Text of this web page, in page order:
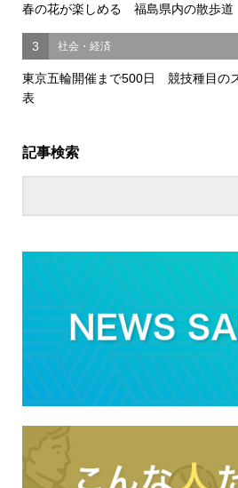
春の花が楽しめる 福島県内の散歩道
3 社会・経済
東京五輪開催まで500日 競技種目の
表
記事検索